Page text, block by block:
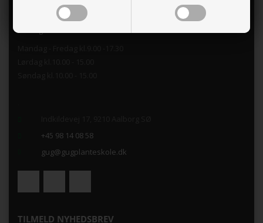
GUG PLANTESKOLE
Åbningstider i Butikken
+45 98 14 08 58
gug@gugplanteskole.dk
TILMELD NYHEDSBREV